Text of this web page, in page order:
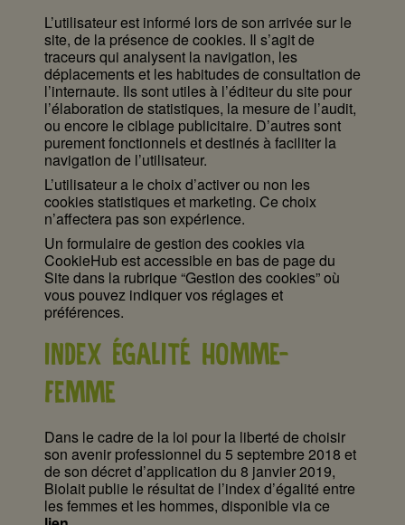
L’utilisateur est informé lors de son arrivée sur le
site, de la présence de cookies. Il s’agit de
traceurs qui analysent la navigation, les
déplacements et les habitudes de consultation de
l’internaute. Ils sont utiles à l’éditeur du site pour
l’élaboration de statistiques, la mesure de l’audit,
ou encore le ciblage publicitaire. D’autres sont
purement fonctionnels et destinés à faciliter la
navigation de l’utilisateur.
L’utilisateur a le choix d’activer ou non les
cookies statistiques et marketing. Ce choix
n’affectera pas son expérience.
Un formulaire de gestion des cookies via
CookieHub est accessible en bas de page du
Site dans la rubrique “Gestion des cookies” où
vous pouvez indiquer vos réglages et
préférences.
INDEX ÉGALITÉ HOMME-
FEMME
Dans le cadre de la loi pour la liberté de choisir
son avenir professionnel du 5 septembre 2018 et
de son décret d’application du 8 janvier 2019,
Biolait publie le résultat de l’index d’égalité entre
les femmes et les hommes, disponible via ce